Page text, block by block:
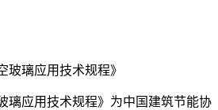
玻璃应用技术规程》
璃应用技术规程》为中国建筑节能协